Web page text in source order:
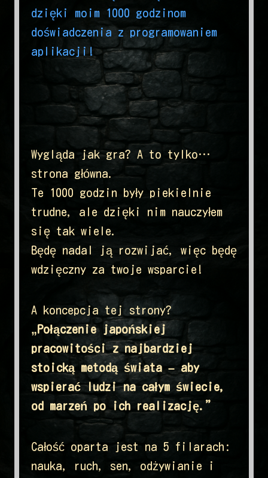
dzięki moim 1000 godzinom
doświadczenia z programowaniem
aplikacji!
Wygląda jak gra? A to tylko…
strona główna.
Te 1000 godzin były piekielnie
trudne, ale dzięki nim nauczyłem
się tak wiele.
Będę nadal ją rozwijać, więc będę
wdzięczny za twoje wsparcie!
A koncepcja tej strony?
„Połączenie japońskiej
pracowitości z najbardziej
stoicką metodą świata – aby
wspierać ludzi na całym świecie,
od marzeń po ich realizację.”
Całość oparta jest na 5 filarach:
nauka, ruch, sen, odżywianie i